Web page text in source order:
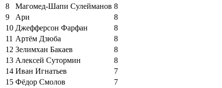
8
Магомед-Шапи Сулейманов 8
9
Ари
8
10 Джефферсон Фарфан
8
11 Артём Дзюба
8
12 Зелимхан Бакаев
8
13 Алексей Сутормин
8
14 Иван Игнатьев
7
15 Фёдор Смолов 7